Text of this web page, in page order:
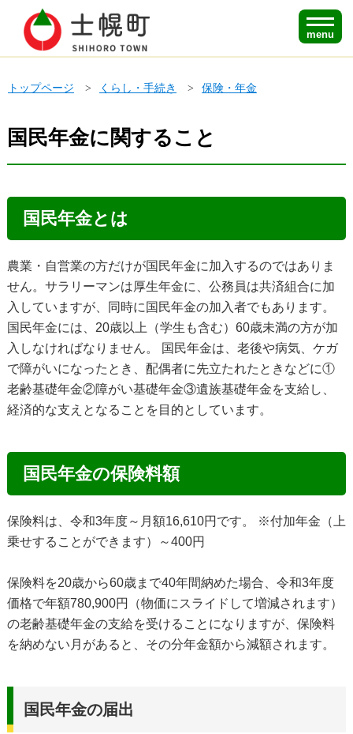
menu
トップページ くらし・手続き 保険・年金
国民年金に関すること
国民年金とは
農業・自営業の方だけが国民年金に加入するのではありま
せん。サラリーマンは厚生年金に、公務員は共済組合に加
入していますが、同時に国民年金の加入者でもあります。
国民年金には、20歳以上（学生も含む）60歳未満の方が加
入しなければなりません。 国民年金は、老後や病気、ケガ
で障がいになったとき、配偶者に先立たれたときなどに①
老齢基礎年金②障がい基礎年金③遺族基礎年金を支給し、
経済的な支えとなることを目的としています。
国民年金の保険料額
保険料は、令和3年度～月額16,610円です。 ※付加年金（上
乗せすることができます）～400円
保険料を20歳から60歳まで40年間納めた場合、令和3年度
価格で年額780,900円（物価にスライドして増減されます）
の老齢基礎年金の支給を受けることになりますが、保険料
を納めない月があると、その分年金額から減額されます。
国民年金の届出